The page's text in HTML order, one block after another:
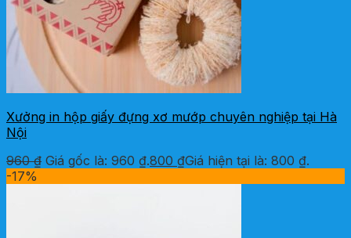
Xưởng in hộp giấy đựng xơ mướp chuyên nghiệp tại Hà
Nội
960₫ Giá gốc là: 960 ₫.800 ₫Giá hiện tại là: 800 ₫.
-17%